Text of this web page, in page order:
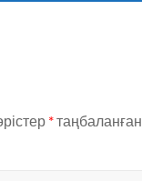
*таңбаланған